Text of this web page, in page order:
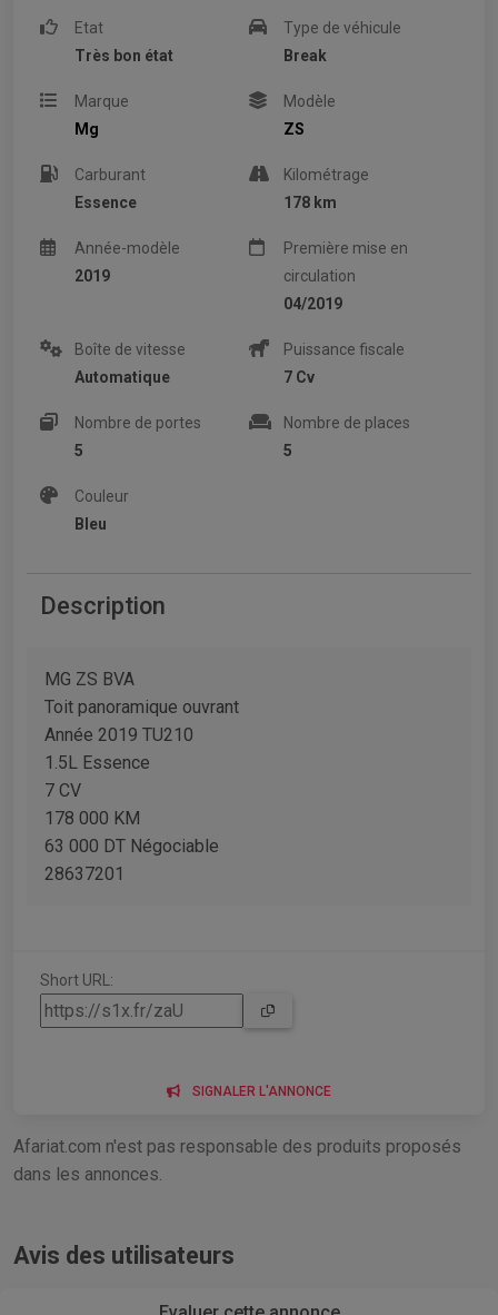
Etat
Très bon état
Type de véhicule
Break
Marque
Mg
Modèle
ZS
Carburant
Essence
Kilométrage
178 km
Année-modèle
2019
Première mise en
circulation
04/2019
Boîte de vitesse
Automatique
Puissance fiscale
7 Cv
Nombre de portes
5
Nombre de places
5
Couleur
Bleu
Description
MG ZS BVA
Toit panoramique ouvrant
Année 2019 TU210
1.5L Essence
7 CV
178 000 KM
63 000 DT Négociable
28637201
Short URL:
SIGNALER L'ANNONCE
Afariat.com n'est pas responsable des produits proposés
dans les annonces.
Avis des utilisateurs